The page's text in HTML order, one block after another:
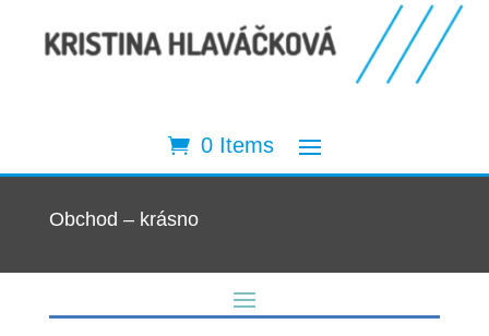
0 Items
Obchod – krásno